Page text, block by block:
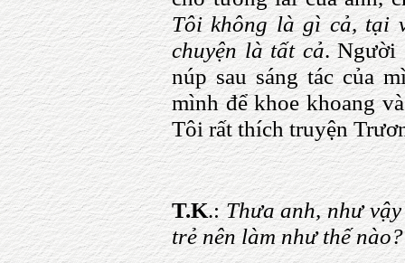
Tôi không là gì cả, tại
chuyện là tất cả. Người
núp sau sáng tác của
mình để khoe khoang
Tôi rất thích truyện
T.K.:Thưa anh, như vậy
trẻ nên làm như thế nào?